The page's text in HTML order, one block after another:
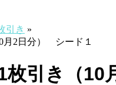
引き »
月2日分） シード１
枚引き（